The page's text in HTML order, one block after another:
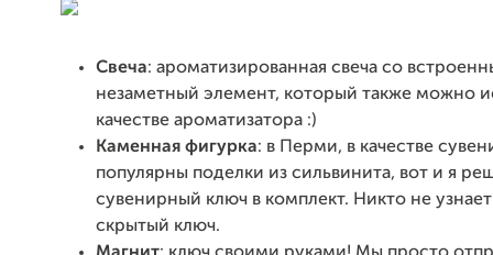
Свеча: ароматизированная свеча со
незаметный элемент, который также можно
качестве ароматизатора :)
Каменная фигурка: в Перми, в качестве
популярны поделки из сильвинита, вот и я
сувенирный ключ в комплект. Никто не
скрытый ключ.